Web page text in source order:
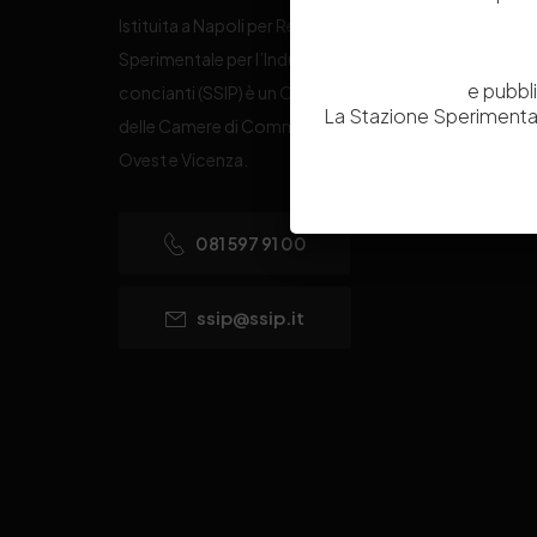
Istituita a Napoli per Regio Decreto nel 1885, la
Sperimentale per l’Industria delle Pelli e delle materie
concianti (SSIP) è un Organismo di Ricerca Nazionale
delle Camere di Commercio di Napoli, Toscana Nord-
Ovest e Vicenza.
081 597 91 00
ssip@ssip.it
e
La Stazione